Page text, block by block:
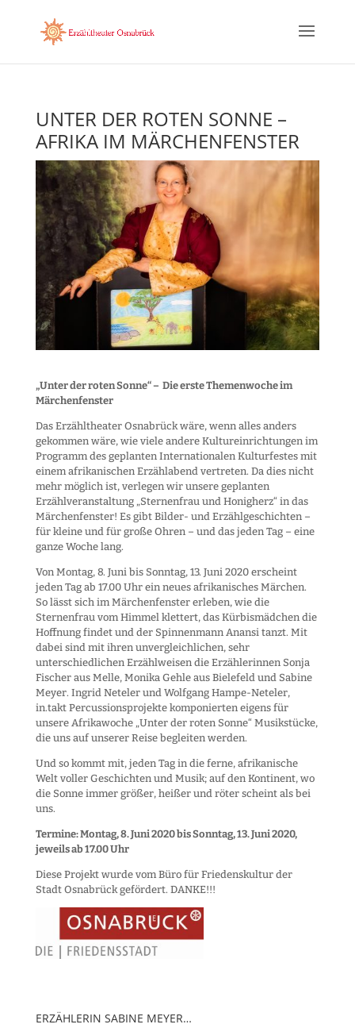
UNTER DER ROTEN SONNE –
AFRIKA IM MÄRCHENFENSTER
„Unter der roten Sonne“ – Die erste Themenwoche im
Märchenfenster
Das Erzähltheater Osnabrück wäre, wenn alles anders
gekommen wäre, wie viele andere Kultureinrichtungen im
Programm des geplanten Internationalen Kulturfestes mit
einem afrikanischen Erzählabend vertreten. Da dies nicht
mehr möglich ist, verlegen wir unsere geplanten
Erzählveranstaltung „Sternenfrau und Honigherz“ in das
Märchenfenster! Es gibt Bilder- und Erzählgeschichten –
für kleine und für große Ohren – und das jeden Tag – eine
ganze Woche lang.
Von Montag, 8. Juni bis Sonntag, 13. Juni 2020 erscheint
jeden Tag ab 17.00 Uhr ein neues afrikanisches Märchen.
So lässt sich im Märchenfenster erleben, wie die
Sternenfrau vom Himmel klettert, das Kürbismädchen die
Hoffnung findet und der Spinnenmann Anansi tanzt. Mit
dabei sind mit ihren unvergleichlichen, sehr
unterschiedlichen Erzählweisen die Erzählerinnen Sonja
Fischer aus Melle, Monika Gehle aus Bielefeld und Sabine
Meyer. Ingrid Neteler und Wolfgang Hampe-Neteler,
in.takt Percussionsprojekte komponierten eigens für
unsere Afrikawoche „Unter der roten Sonne“ Musikstücke,
die uns auf unserer Reise begleiten werden.
Und so kommt mit, jeden Tag in die ferne, afrikanische
Welt voller Geschichten und Musik; auf den Kontinent, wo
die Sonne immer größer, heißer und röter scheint als bei
uns.
Termine: Montag, 8. Juni 2020 bis Sonntag, 13. Juni 2020,
jeweils ab 17.00 Uhr
Diese Projekt wurde vom Büro für Friedenskultur der
Stadt Osnabrück gefördert. DANKE!!!
ERZÄHLERIN SABINE MEYER…